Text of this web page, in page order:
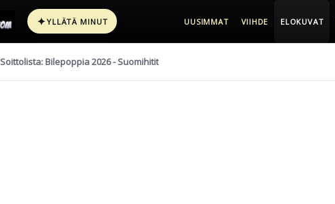
✦YLLÄTÄ MINUT UUSIMMAT VIIHDE ELOKUVAT
Soittolista: Bilepoppia 2026 - Suomihitit